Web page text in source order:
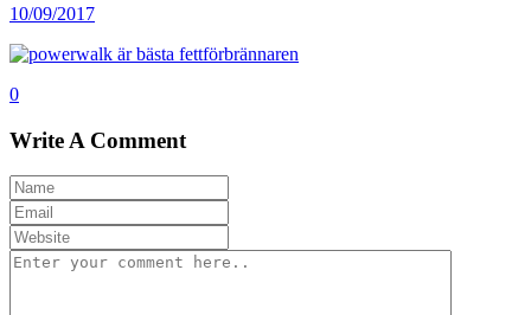
10/09/2017
0
Write A Comment